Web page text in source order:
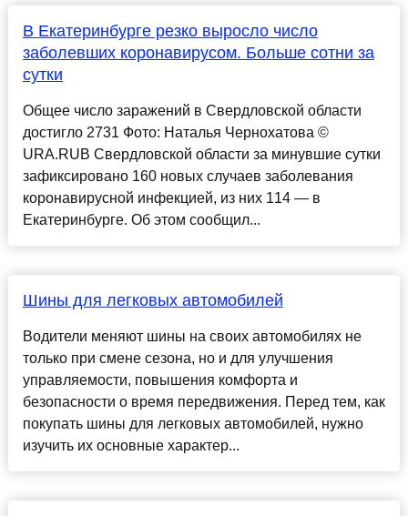
В Екатеринбурге резко выросло число
заболевших коронавирусом. Больше сотни за
сутки
Общее число заражений в Свердловской области
достигло 2731 Фото: Наталья Чернохатова ©
URA.RUВ Свердловской области за минувшие сутки
зафиксировано 160 новых случаев заболевания
коронавирусной инфекцией, из них 114 — в
Екатеринбурге. Об этом сообщил...
Шины для легковых автомобилей
Водители меняют шины на своих автомобилях не
только при смене сезона, но и для улучшения
управляемости, повышения комфорта и
безопасности о время передвижения. Перед тем, как
покупать шины для легковых автомобилей, нужно
изучить их основные характер...